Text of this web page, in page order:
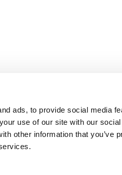
ads, to provide social media
use of our site with our
other information that you’ve